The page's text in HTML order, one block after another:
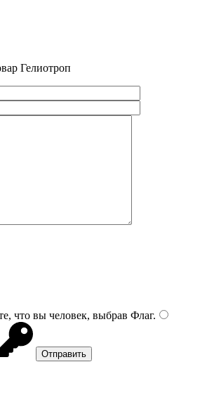
Гелиотроп
что вы человек, выбрав Флаг.